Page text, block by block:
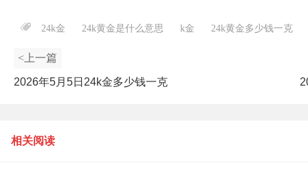
24k金 24k黄金是什么意思 k金 24k黄金多少钱一克
<上一篇
2026年5月5日24k金多少钱一克
相关阅读